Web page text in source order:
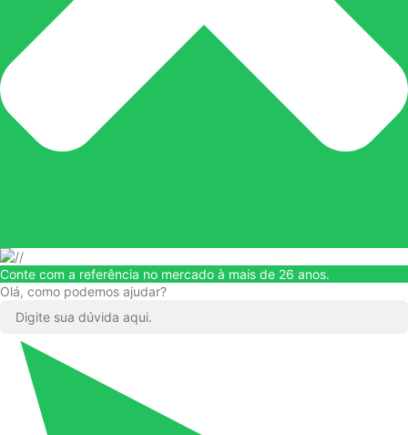
Conte com a referência no mercado à mais de 26 anos.
Olá, como podemos ajudar?